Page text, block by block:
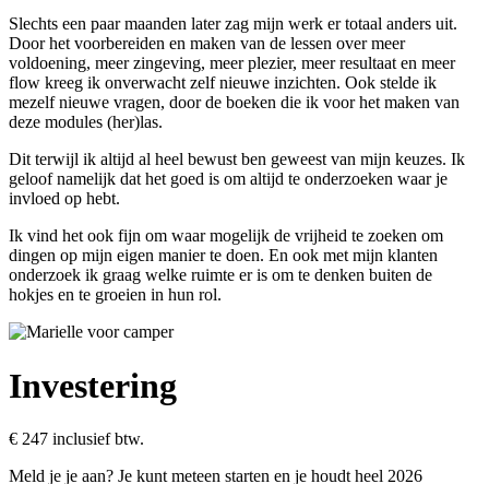
Slechts een paar maanden later zag mijn werk er totaal anders uit.
Door het voorbereiden en maken van de lessen over meer
voldoening, meer zingeving, meer plezier, meer resultaat en meer
flow kreeg ik onverwacht zelf nieuwe inzichten. Ook stelde ik
mezelf nieuwe vragen, door de boeken die ik voor het maken van
deze modules (her)las.
Dit terwijl ik altijd al heel bewust ben geweest van mijn keuzes. Ik
geloof namelijk dat het goed is om altijd te onderzoeken waar je
invloed op hebt.
Ik vind het ook fijn om waar mogelijk de vrijheid te zoeken om
dingen op mijn eigen manier te doen. En ook met mijn klanten
onderzoek ik graag welke ruimte er is om te denken buiten de
hokjes en te groeien in hun rol.
Investering
€ 247 inclusief btw.
Meld je je aan? Je kunt meteen starten en je houdt heel 2026